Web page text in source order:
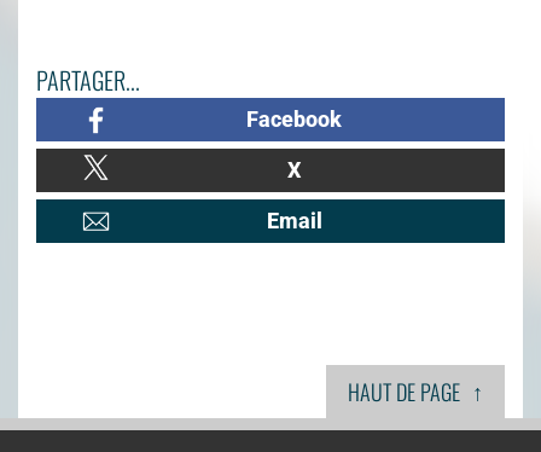
PARTAGER...
Facebook
X
Email
HAUT DE PAGE ↑